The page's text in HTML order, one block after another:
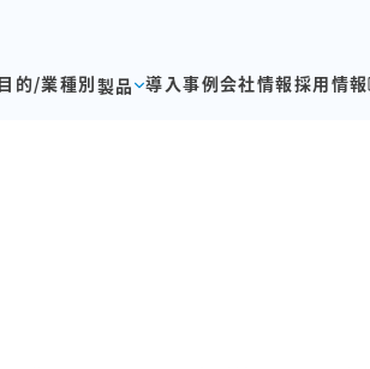
目的/業種別製品 導入事例会社情報採用情報